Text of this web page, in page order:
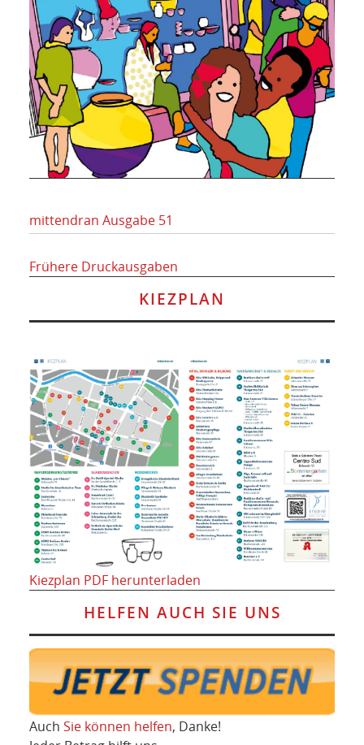
mittendran Ausgabe 51
Frühere Druckausgaben
KIEZPLAN
Kiezplan PDF herunterladen
HELFEN AUCH SIE UNS
Auch Sie können helfen, Danke!